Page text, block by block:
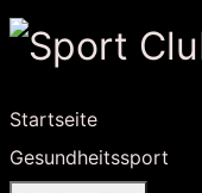
Startseite
Gesundheitssport